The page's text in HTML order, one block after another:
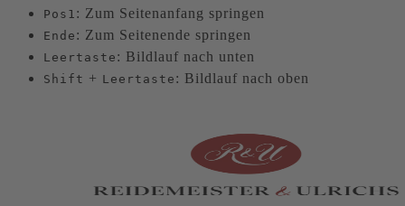
Pos1 : Zum Seitenanfang springen
Ende : Zum Seitenende springen
Leertaste : Bildlauf nach unten
Shift + Leertaste : Bildlauf nach oben